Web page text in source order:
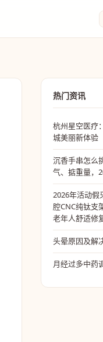
热门资讯
杭州星空医疗
城美丽新体验
沉香手串怎么
气、掂重量，
2026年活动假
腔CNC纯钛支
老年人舒适修
头晕原因及解
月经过多中药